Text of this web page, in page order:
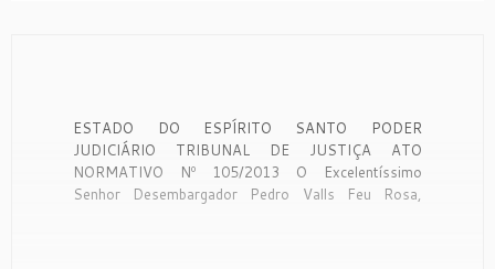
ESTADO DO ESPÍRITO SANTO PODER
JUDICIÁRIO TRIBUNAL DE JUSTIÇA ATO
NORMATIVO Nº 105/2013 O Excelentíssimo
Senhor Desembargador Pedro Valls Feu Rosa,